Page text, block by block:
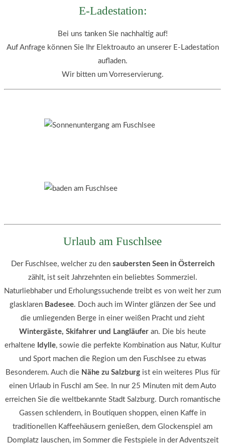
E-Ladestation:
Bei uns tanken Sie nachhaltig auf!
Auf Anfrage können Sie Ihr Elektroauto an unserer E-Ladestation
aufladen.
Wir bitten um Vorreservierung.
Urlaub am Fuschlsee
Der Fuschlsee, welcher zu den saubersten Seen in Österreich
zählt, ist seit Jahrzehnten ein beliebtes Sommerziel.
Naturliebhaber und Erholungssuchende treibt es von weit her zum
glasklaren Badesee. Doch auch im Winter glänzen der See und
die umliegenden Berge in einer weißen Pracht und zieht
Wintergäste, Skifahrer und Langläufer an. Die bis heute
erhaltene Idylle, sowie die perfekte Kombination aus Natur, Kultur
und Sport machen die Region um den Fuschlsee zu etwas
Besonderem. Auch die Nähe zu Salzburgist ein weiteres Plus für
einen Urlaub in Fuschl am See. In nur 25 Minuten mit dem Auto
erreichen Sie die weltbekannte Stadt Salzburg. Durch romantische
Gassen schlendern, in Boutiquen shoppen, einen Kaffe in
traditionellen Kaffeehäusern genießen, dem Glockenspiel am
Domplatz lauschen, im Sommer die Festspiele in der Adventszeit